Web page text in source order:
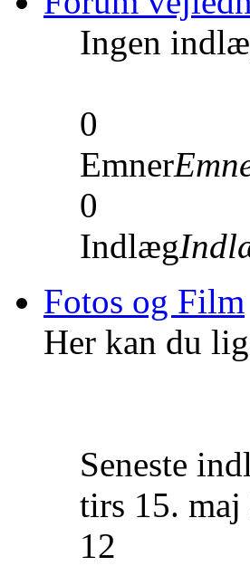
Ingen
0
Emner
0
Indlæg
Fotos og Film
Her kan du
Seneste
tirs 15.
12